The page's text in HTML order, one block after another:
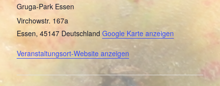
Gruga-Park Essen
Virchowstr. 167a
Essen, 45147 Deutschland Google Karte anzeigen
Veranstaltungsort-Website anzeigen